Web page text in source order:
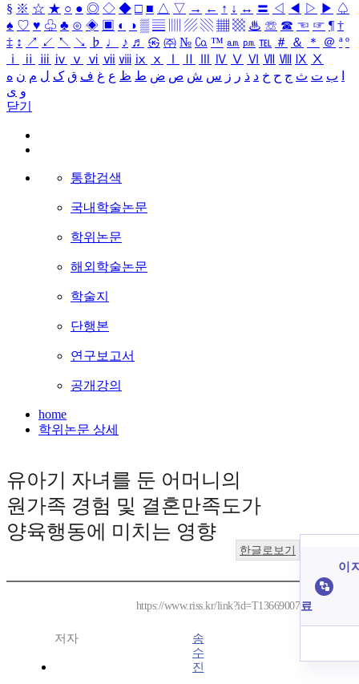
§ ※ ☆ ★ ○ ● ◎ ◇ ◆ □ ■ △ ▽ → ← ↑ ↓ ↔ 〓 ◁ ◀ ▷ ▶ ♤
♠ ♡ ♥ ♧ ♣ ⊙ ◈ ▣ ◐ ◑ ▒ ▤ ▨ ▧ ▦ ▩ ♨ ☏ ☎ ☜ ☞ ¶ †
‡ ↕ ↗ ↙ ↖ ↘ ♭ ♩ ♪ ♬ ㉿ ㈜ № ㏇ ™ ㏂ ㏘ ℡ ＃ ＆ ＊ ＠ ª º
ⅰ
ⅱ ⅲ ⅳ ⅴ ⅵ ⅶ ⅷ ⅸ ⅹ Ⅳ Ⅴ Ⅵ Ⅶ Ⅷ Ⅸ Ⅹ
ب ت ث ج ح خ د ذ ر ز س ش ص ض ط ظ ع غ ف ق ک ل م ن ه
و ی
닫기
통합검색
국내학술논문
학위논문
해외학술논문
학술지
단행본
연구보고서
공개강의
home
학위논문 상세
유아기 자녀를 둔 어머니의
원가족 경험 및 결혼만족도가
양육행동에 미치는 영향
한글로보기
https://www.riss.kr/link?id=T13669007
저자
송
수
진
이
료